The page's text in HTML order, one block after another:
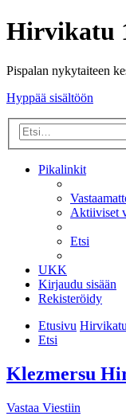
Hirvikatu
Pispalan nykytaiteen
Hyppää sisältöön
Pikalinkit
Aktiiviset
Etsi
UKK
Kirjaudu sisään
Rekisteröidy
Etusivu
Etsi
Klezmersu
Vastaa Viestiin